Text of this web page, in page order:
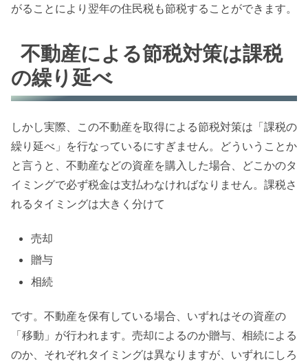
がることにより翌年の住民税も節税することができます。
不動産による節税対策は課税
の繰り延べ
しかし実際、この不動産を取得による節税対策は「課税の
繰り延べ」を行なっているにすぎません。どういうことか
と言うと、不動産などの資産を購入した場合、どこかのタ
イミングで必ず税金は支払わなければなりません。課税さ
れるタイミングは大きく分けて
売却
贈与
相続
です。不動産を保有している場合、いずれはその資産の
「移動」が行われます。売却によるのか贈与、相続による
のか、それぞれタイミングは異なりますが、いずれにしろ